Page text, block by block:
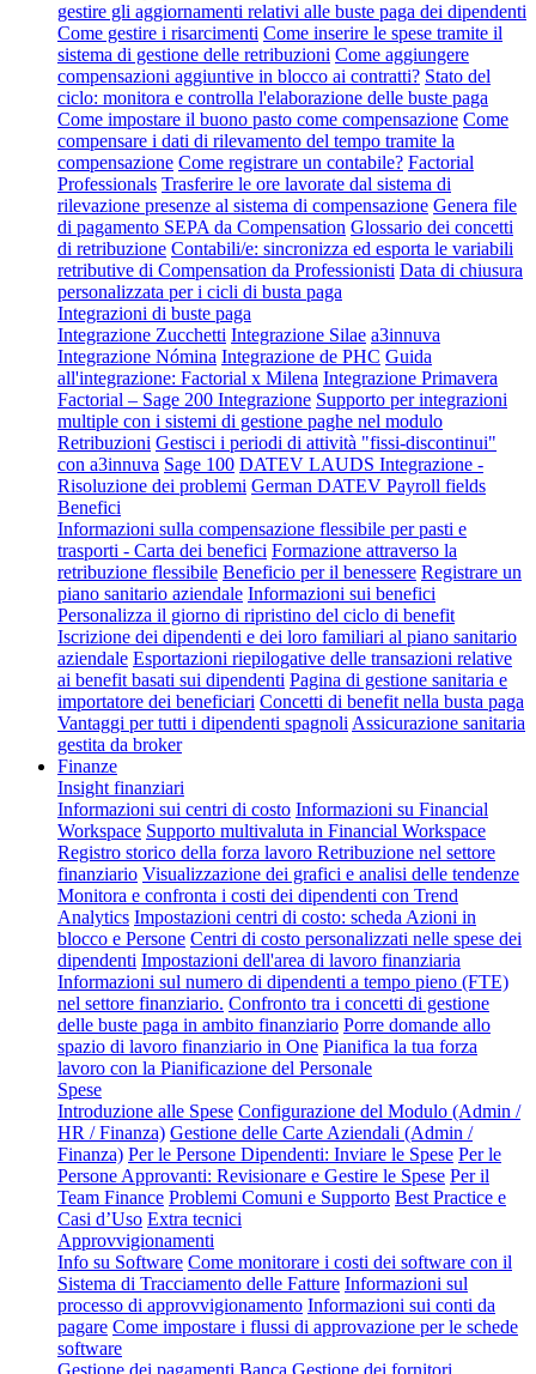
gestire gli aggiornamenti relativi alle buste paga dei dipendenti
Come gestire i risarcimenti Come inserire le spese tramite il
sistema di gestione delle retribuzioni Come aggiungere
compensazioni aggiuntive in blocco ai contratti? Stato del
ciclo: monitora e controlla l'elaborazione delle buste paga
Come impostare il buono pasto come compensazione Come
compensare i dati di rilevamento del tempo tramite la
compensazione Come registrare un contabile? Factorial
Professionals Trasferire le ore lavorate dal sistema di
rilevazione presenze al sistema di compensazione Genera file
di pagamento SEPA da Compensation Glossario dei concetti
di retribuzione Contabili/e: sincronizza ed esporta le variabili
retributive di Compensation da Professionisti Data di chiusura
personalizzata per i cicli di busta paga
Integrazioni di buste paga
Integrazione Zucchetti Integrazione Silae a3innuva
Integrazione Nómina Integrazione de PHC Guida
all'integrazione: Factorial x Milena Integrazione Primavera
Factorial – Sage 200 Integrazione Supporto per integrazioni
multiple con i sistemi di gestione paghe nel modulo
Retribuzioni Gestisci i periodi di attività "fissi-discontinui"
con a3innuva Sage 100 DATEV LAUDS Integrazione -
Risoluzione dei problemi German DATEV Payroll fields
Benefici
Informazioni sulla compensazione flessibile per pasti e
trasporti - Carta dei benefici Formazione attraverso la
retribuzione flessibile Beneficio per il benessere Registrare un
piano sanitario aziendale Informazioni sui benefici
Personalizza il giorno di ripristino del ciclo di benefit
Iscrizione dei dipendenti e dei loro familiari al piano sanitario
aziendale Esportazioni riepilogative delle transazioni relative
ai benefit basati sui dipendenti Pagina di gestione sanitaria e
importatore dei beneficiari Concetti di benefit nella busta paga
Vantaggi per tutti i dipendenti spagnoli Assicurazione sanitaria
gestita da broker
Finanze
Insight finanziari
Informazioni sui centri di costo Informazioni su Financial
Workspace Supporto multivaluta in Financial Workspace
Registro storico della forza lavoro Retribuzione nel settore
finanziario Visualizzazione dei grafici e analisi delle tendenze
Monitora e confronta i costi dei dipendenti con Trend
Analytics Impostazioni centri di costo: scheda Azioni in
blocco e Persone Centri di costo personalizzati nelle spese dei
dipendenti Impostazioni dell'area di lavoro finanziaria
Informazioni sul numero di dipendenti a tempo pieno (FTE)
nel settore finanziario. Confronto tra i concetti di gestione
delle buste paga in ambito finanziario Porre domande allo
spazio di lavoro finanziario in One Pianifica la tua forza
lavoro con la Pianificazione del Personale
Spese
Introduzione alle Spese Configurazione del Modulo (Admin /
HR / Finanza) Gestione delle Carte Aziendali (Admin /
Finanza) Per le Persone Dipendenti: Inviare le Spese Per le
Persone Approvanti: Revisionare e Gestire le Spese Per il
Team Finance Problemi Comuni e Supporto Best Practice e
Casi d’Uso Extra tecnici
Approvvigionamenti
Info su Software Come monitorare i costi dei software con il
Sistema di Tracciamento delle Fatture Informazioni sul
processo di approvvigionamento Informazioni sui conti da
pagare Come impostare i flussi di approvazione per le schede
software
Gestione dei pagamenti Banca Gestione dei fornitori